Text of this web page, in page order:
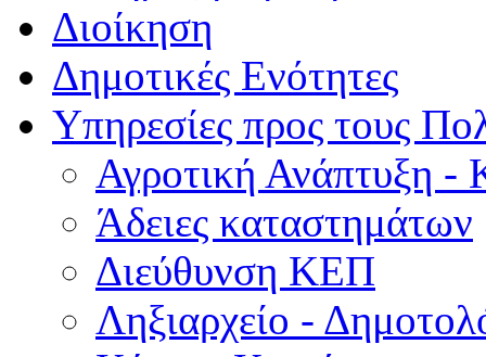
Διοίκηση
Δημοτικές Ενότητες
Υπηρεσίες προς τους
Αγροτική Ανάπτυξη -
Άδειες καταστημάτων
Διεύθυνση ΚΕΠ
Ληξιαρχείο -